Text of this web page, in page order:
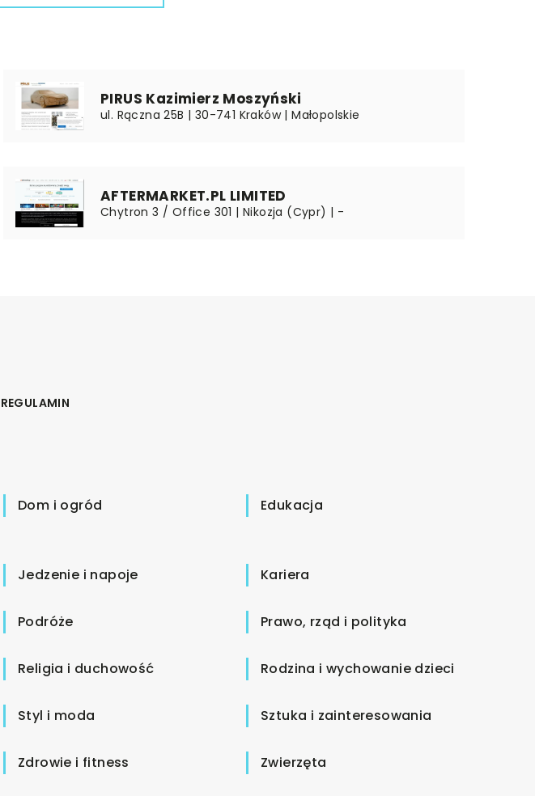
PIRUS Kazimierz Moszyński
ul. Rączna 25B | 30-741 Kraków | Małopolskie
AFTERMARKET.PL LIMITED
Chytron 3 / Office 301 | Nikozja (Cypr) | -
REGULAMIN
Dom i ogród Edukacja
Jedzenie i napoje Kariera
Podróże Prawo, rząd i polityka
Religia i duchowość Rodzina i wychowanie dzieci
Styl i moda Sztuka i zainteresowania
Zdrowie i fitness Zwierzęta